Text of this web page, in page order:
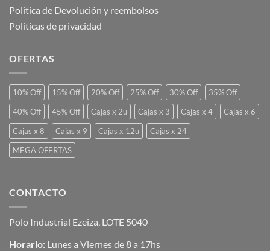
Política de Devolución y reembolsos
Políticas de privacidad
OFERTAS
10% Off 15% Off 20% Off 25% Off 30% Off
35% Off
40% Off
45% Off Cajas x 2u Cajas x 3 Cajas x 4
Cajas x 6
Cajas x 8
Cajas x 9 Cajas x 12u
Cajas x 24
MEGA OFERTAS
CONTACTO
Polo Industrial Ezeiza, LOTE 5040
Horario: Lunes a Viernes de 8 a 17hs